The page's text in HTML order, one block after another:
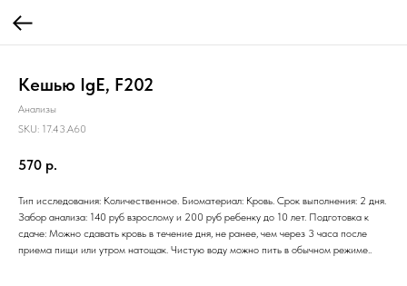
Кешью IgE, F202
Анализы
SKU: 17.43.A60
570 р.
Тип исследования: Количественное. Биоматериал: Кровь. Срок выполнения: 2 дня.
Забор анализа: 140 руб взрослому и 200 руб ребенку до 10 лет. Подготовка к
сдаче: Можно сдавать кровь в течение дня, не ранее, чем через 3 часа после
приема пищи или утром натощак. Чистую воду можно пить в обычном режиме..